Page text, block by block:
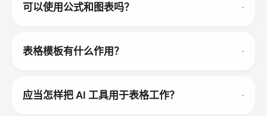
可以使用公式和图表吗？
表格模板有什么作用？
应当怎样把 AI 工具用于表格工作？